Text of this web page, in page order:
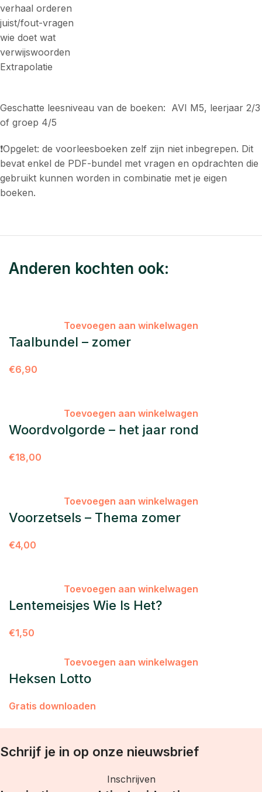
verhaal orderen
juist/fout-vragen
wie doet wat
verwijswoorden
Extrapolatie
Geschatte leesniveau van de boeken: AVI M5, leerjaar 2/3
of groep 4/5
❗Opgelet: de voorleesboeken zelf zijn niet inbegrepen. Dit
bevat enkel de PDF-bundel met vragen en opdrachten die
gebruikt kunnen worden in combinatie met je eigen
boeken.
Anderen kochten ook:
Toevoegen aan winkelwagen
Taalbundel – zomer
€6,90
Toevoegen aan winkelwagen
Woordvolgorde – het jaar rond
€18,00
Toevoegen aan winkelwagen
Voorzetsels – Thema zomer
€4,00
Toevoegen aan winkelwagen
Lentemeisjes Wie Is Het?
€1,50
Toevoegen aan winkelwagen
Heksen Lotto
Gratis downloaden
Schrijf je in op onze nieuwsbrief
Inschrijven